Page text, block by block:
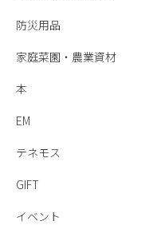
防災用品
家庭菜園・農業資材
本
EM
テネモス
GIFT
イベント